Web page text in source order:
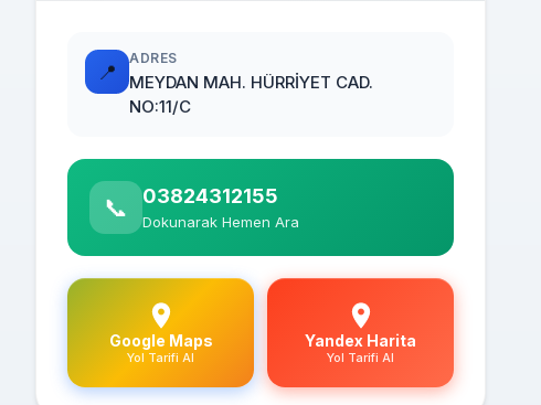
📍
ADRES
MEYDAN MAH. HÜRRİYET CAD.
NO:11/C
📞 03824312155
Dokunarak Hemen Ara
Google Maps
Yol Tarifi Al
Yandex Harita
Yol Tarifi Al